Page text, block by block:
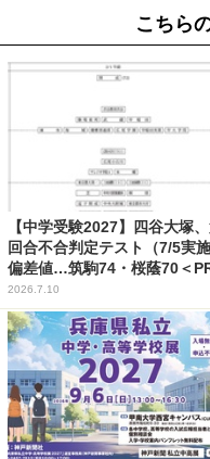
こちら
【中学受験2027】四谷大塚
回合不合判定テスト（7/5実施
偏差値…筑駒74・桜蔭70＜
2026.7.10